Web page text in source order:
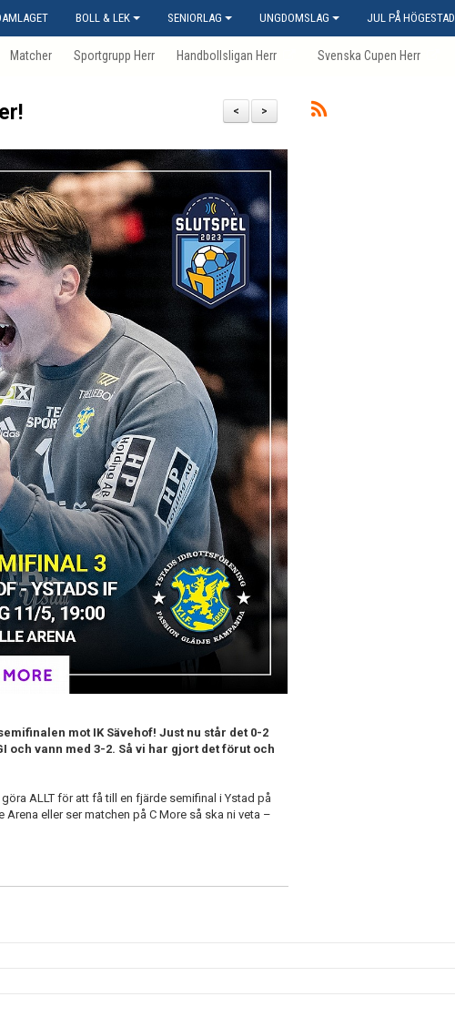
BOLL & LEK SENIORLAG UNGDOMSLAG JUL PÅ HÖGESTAD
Matcher Sportgrupp Herr Handbollsligan Herr Svenska Cupen Herr
>
<
mot IK Sävehof! Just nu står det 0-2
och vann med 3-2. Så vi har gjort det förut och
ALLT för att få till en fjärde semifinal i Ystad på
eller ser matchen på C More så ska ni veta –